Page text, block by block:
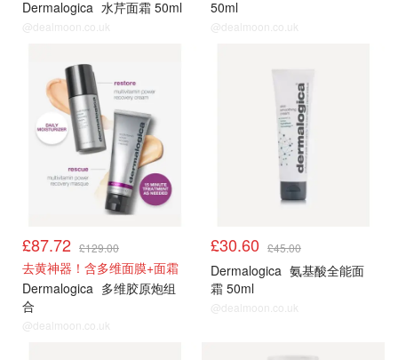
Dermalogica 水芹面霜 50ml
@dealmoon.co.uk
50ml
@dealmoon.co.uk
£87.72 £129.00
去黄神器！含多维面膜+面霜
Dermalogica 多维胶原炮组
合
@dealmoon.co.uk
£30.60 £45.00
Dermalogica 氨基酸全能面
霜 50ml
@dealmoon.co.uk